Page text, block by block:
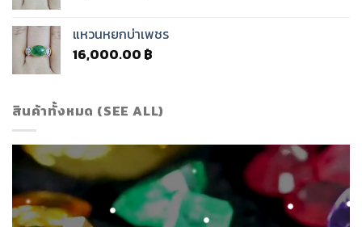
แหวนหยกบ่าเพชร
16,000.00 ฿
สินค้าทั้งหมด (SEE ALL)